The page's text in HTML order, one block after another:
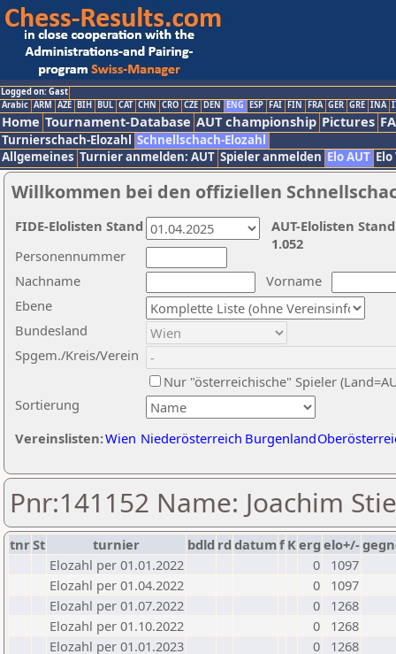
Logged on: Gast
Arabic ARM AZE BIH BUL CAT CHN CRO CZE DEN ENG ESP FAI FIN FRA GER GRE INA
Home Tournament-Database AUT championship Pictures
Turnierschach-Elozahl Schnellschach-Elozahl
Allgemeines Turnier anmelden: AUT Spieler anmelden Elo AUT
Willkommen bei den offiziellen
Nachname
Vorname
Ebene
Sortierung
Personennummer
Bundesland
Spgem./Kreis/Verein
Nur "österreichische" Spieler
Vereinslisten:Wien Niederösterreich Burgenland
AUT-Elolisten
1.052
FIDE-Elolisten Stand
Pnr:141152 Name: Joachim
tnrSt turnier bdld rd datumf Kerg elo+/-
Elozahl per 01.01.2022
0
1097
Elozahl per 01.04.2022
0
1097
Elozahl per 01.07.2022
0
1268
Elozahl per 01.10.2022
0
1268
Elozahl per 01.01.2023
0
1268